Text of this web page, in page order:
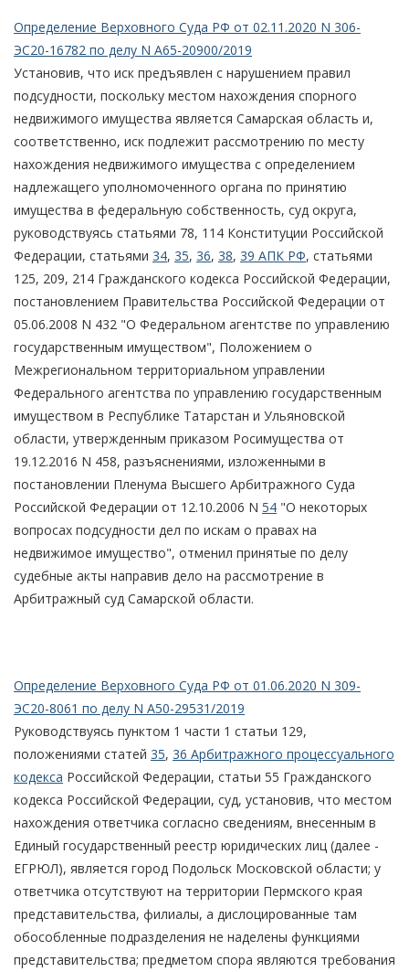
Определение Верховного Суда РФ от 02.11.2020 N 306-
ЭС20-16782 по делу N А65-20900/2019
Установив, что иск предъявлен с нарушением правил
подсудности, поскольку местом нахождения спорного
недвижимого имущества является Самарская область и,
соответственно, иск подлежит рассмотрению по месту
нахождения недвижимого имущества с определением
надлежащего уполномоченного органа по принятию
имущества в федеральную собственность, суд округа,
руководствуясь статьями 78, 114 Конституции Российской
Федерации, статьями 34, 35, 36, 38, 39 АПК РФ, статьями
125, 209, 214 Гражданского кодекса Российской Федерации,
постановлением Правительства Российской Федерации от
05.06.2008 N 432 "О Федеральном агентстве по управлению
государственным имуществом", Положением о
Межрегиональном территориальном управлении
Федерального агентства по управлению государственным
имуществом в Республике Татарстан и Ульяновской
области, утвержденным приказом Росимущества от
19.12.2016 N 458, разъяснениями, изложенными в
постановлении Пленума Высшего Арбитражного Суда
Российской Федерации от 12.10.2006 N 54 "О некоторых
вопросах подсудности дел по искам о правах на
недвижимое имущество", отменил принятые по делу
судебные акты направив дело на рассмотрение в
Арбитражный суд Самарской области.
Определение Верховного Суда РФ от 01.06.2020 N 309-
ЭС20-8061 по делу N А50-29531/2019
Руководствуясь пунктом 1 части 1 статьи 129,
положениями статей 35, 36 Арбитражного процессуального
кодекса Российской Федерации, статьи 55 Гражданского
кодекса Российской Федерации, суд, установив, что местом
нахождения ответчика согласно сведениям, внесенным в
Единый государственный реестр юридических лиц (далее -
ЕГРЮЛ), является город Подольск Московской области; у
ответчика отсутствуют на территории Пермского края
представительства, филиалы, а дислоцированные там
обособленные подразделения не наделены функциями
представительства; предметом спора являются требования